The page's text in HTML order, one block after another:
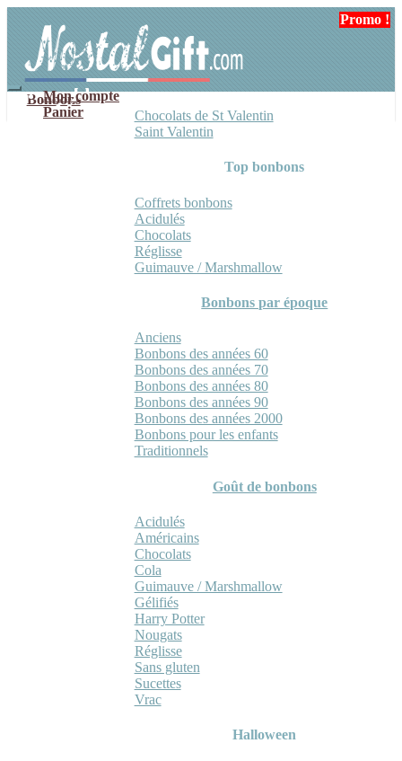
navigation
contenu
Mon compte
Panier
Bonbons
Chocolats de St Valentin
Saint Valentin
Top bonbons
Coffrets bonbons
Acidulés
Chocolats
Réglisse
Guimauve / Marshmallow
Bonbons par époque
Anciens
Bonbons des années 60
Bonbons des années 70
Bonbons des années 80
Bonbons des années 90
Bonbons des années 2000
Bonbons pour les enfants
Traditionnels
Goût de bonbons
Acidulés
Américains
Chocolats
Cola
Guimauve / Marshmallow
Gélifiés
Harry Potter
Nougats
Réglisse
Sans gluten
Sucettes
Vrac
Halloween
Promo !
Promo !